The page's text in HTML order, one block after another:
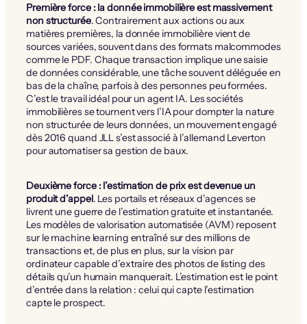
Première force : la donnée immobilière est massivement
non structurée. Contrairement aux actions ou aux
matières premières, la donnée immobilière vient de
sources variées, souvent dans des formats malcommodes
comme le PDF. Chaque transaction implique une saisie
de données considérable, une tâche souvent déléguée en
bas de la chaîne, parfois à des personnes peu formées.
C’est le travail idéal pour un agent IA. Les sociétés
immobilières se tournent vers l’IA pour dompter la nature
non structurée de leurs données, un mouvement engagé
dès 2016 quand JLL s’est associé à l’allemand Leverton
pour automatiser sa gestion de baux.
Deuxième force : l’estimation de prix est devenue un
produit d’appel. Les portails et réseaux d’agences se
livrent une guerre de l’estimation gratuite et instantanée.
Les modèles de valorisation automatisée (AVM) reposent
sur le machine learning entraîné sur des millions de
transactions et, de plus en plus, sur la vision par
ordinateur capable d’extraire des photos de listing des
détails qu’un humain manquerait. L’estimation est le point
d’entrée dans la relation : celui qui capte l’estimation
capte le prospect.